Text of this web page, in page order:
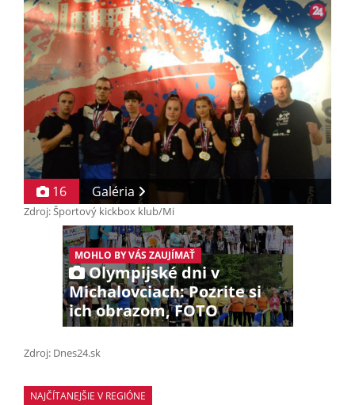
16 Galéria
Zdroj: Športový kickbox klub/Mi
MOHLO BY VÁS ZAUJÍMAŤ
Olympijské dni v
Michalovciach: Pozrite si
ich obrazom, FOTO
Zdroj: Dnes24.sk
NAJČÍTANEJŠIE V REGIÓNE